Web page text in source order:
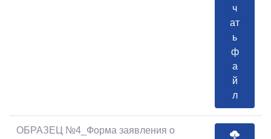
ч
ат
ь
ф
а
й
л
ОБРАЗЕЦ №4_Форма заявления о